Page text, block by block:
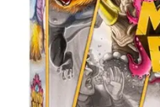
Jocuri pentru o persoana
Jocuri pentru 2 persoane
Game cunoscute
Alias
Carcassonne